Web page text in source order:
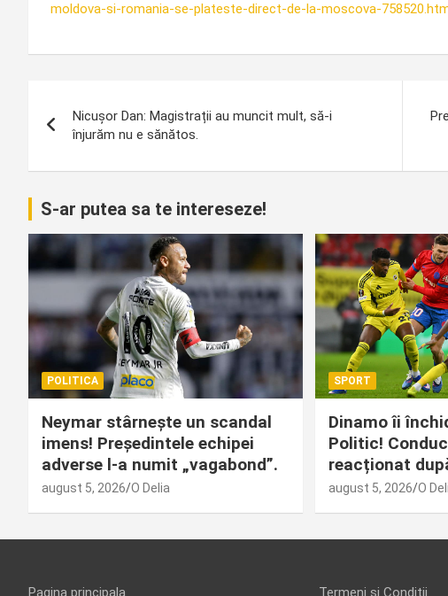
moldova-si-romania-se-plateste-direct-de-la-moscova-
în
articole
Nicușor Dan: Magistrații au muncit mult, să-i
înjurăm nu e sănătos.
S-ar putea sa te intereseze!
POLITICA
Neymar stârnește un scandal
imens! Președintele echipei
adverse l-a numit „vagabond”.
august 5, 2026 O Delia
SPORT
Dinamo îi
Politic!
reacționat
august 5, 2026 O
Pagina principala Termeni și Condiții